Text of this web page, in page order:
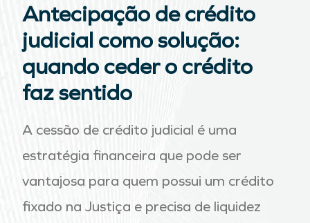
Antecipação de crédito
judicial como solução:
quando ceder o crédito
faz sentido
A cessão de crédito judicial é uma
estratégia financeira que pode ser
vantajosa para quem possui um crédito
fixado na Justiça e precisa de liquidez